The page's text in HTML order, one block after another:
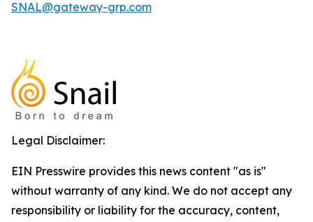
SNAL@gateway-grp.com
Legal Disclaimer:
EIN Presswire provides this news content "as is"
without warranty of any kind. We do not accept any
responsibility or liability for the accuracy, content,